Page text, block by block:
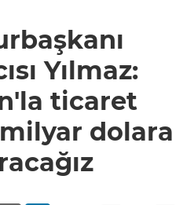
Pakistan'la
hacmini
5 milyar dolaraYılmaz:
ticaret
dolara